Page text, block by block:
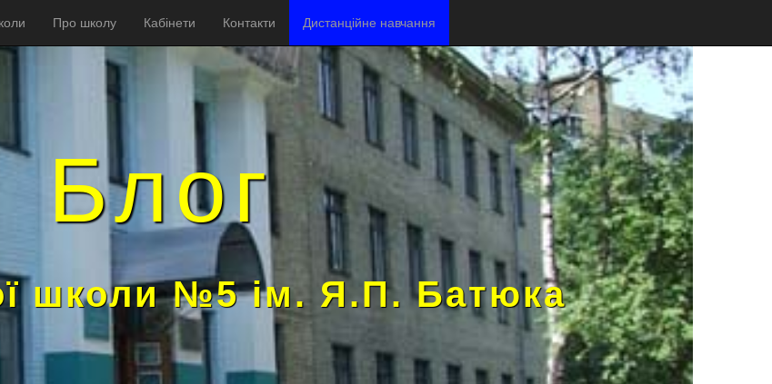
Про школу Кабінети Контакти Дистанційне навчання
Блог
школи №5 ім. Я.П. Батюка